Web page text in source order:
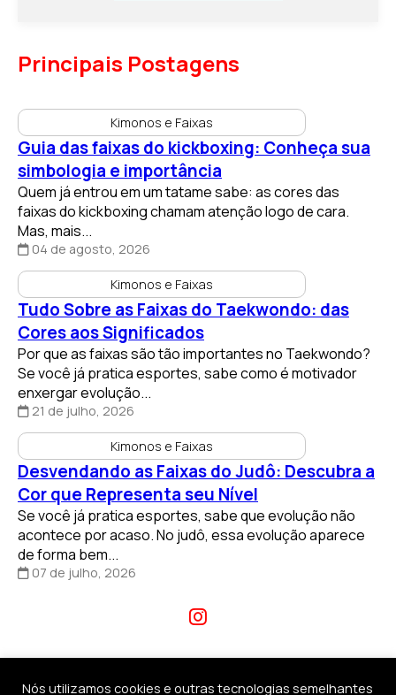
Principais Postagens
Kimonos e Faixas
Guia das faixas do kickboxing: Conheça sua
simbologia e importância
Quem já entrou em um tatame sabe: as cores das
faixas do kickboxing chamam atenção logo de cara.
Mas, mais...
04 de agosto, 2026
Kimonos e Faixas
Tudo Sobre as Faixas do Taekwondo: das
Cores aos Significados
Por que as faixas são tão importantes no Taekwondo?
Se você já pratica esportes, sabe como é motivador
enxergar evolução...
21 de julho, 2026
Kimonos e Faixas
Desvendando as Faixas do Judô: Descubra a
Cor que Representa seu Nível
Se você já pratica esportes, sabe que evolução não
acontece por acaso. No judô, essa evolução aparece
de forma bem...
07 de julho, 2026
Nós utilizamos cookies e outras tecnologias semelhantes